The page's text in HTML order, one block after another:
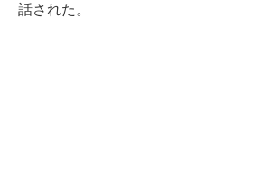
話された。